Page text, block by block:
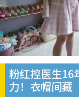
粉红控医生16
力！衣帽间